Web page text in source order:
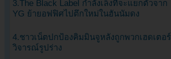
3.The Black Label กำลังเล็งที่จะแยกตัวจาก
YG ย้ายอฟฟิศไปตึกใหม่ในฮันนัมดง
4.ชาวเน็ตปกป้องคิมมินจูหลังถูกพวกเฮดเตอร์
วิจารณ์รูปร่าง